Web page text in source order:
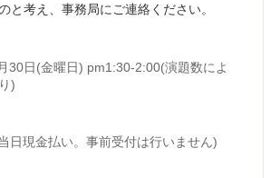
と考え、事務局にご連絡ください。
30日(金曜日) pm1:30-2:00(演題数によ
)
日現金払い。事前受付は行いません)